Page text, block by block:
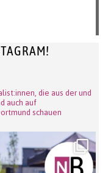
die aus der und
auch auf
schauen